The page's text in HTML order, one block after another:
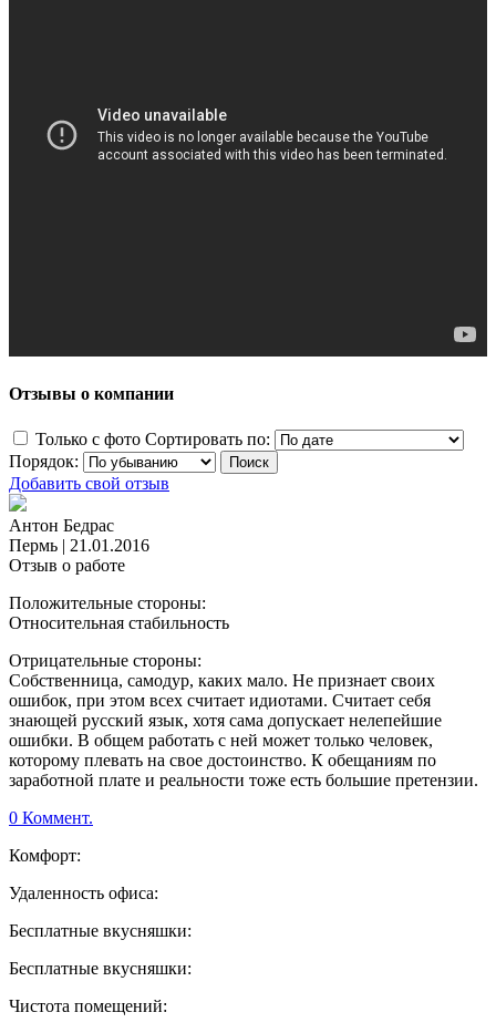
Отзывы о компании
Только с фото Сортировать по:
Порядок:
Добавить свой отзыв
Антон Бедрас
Пермь | 21.01.2016
Отзыв о работе
Положительные стороны:
Относительная стабильность
Отрицательные стороны:
Собственница, самодур, каких мало. Не признает своих
ошибок, при этом всех считает идиотами. Считает себя
знающей русский язык, хотя сама допускает нелепейшие
ошибки. В общем работать с ней может только человек,
которому плевать на свое достоинство. К обещаниям по
заработной плате и реальности тоже есть большие претензии.
0 Коммент.
Комфорт:
Удаленность офиса:
Бесплатные вкусняшки:
Бесплатные вкусняшки:
Чистота помещений: